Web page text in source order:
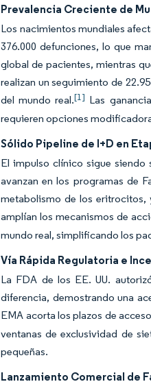
Prevalencia Creciente de
Los nacimientos mundiales
376.000 defunciones, lo que
global de pacientes, mientras
realizan un seguimiento de
del mundo real.[1] Las
requieren opciones
Sólido Pipeline de I+D en
El impulso clínico sigue siendo
avanzan en los programas de
metabolismo de los eritrocitos,
amplían los mecanismos de
mundo real, simplificando los
Vía Rápida Regulatoria e
La FDA de los EE. UU.
diferencia, demostrando una
EMA acorta los plazos de
ventanas de exclusividad de
pequeñas.
Lanzamiento Comercial de